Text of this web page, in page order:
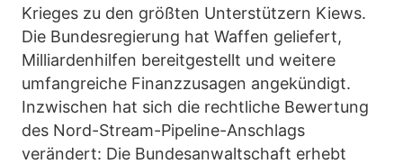
Krieges zu den größten Unterstützern Kiews.
Die Bundesregierung hat Waffen geliefert,
Milliardenhilfen bereitgestellt und weitere
umfangreiche Finanzzusagen angekündigt.
Inzwischen hat sich die rechtliche Bewertung
des Nord-Stream-Pipeline-Anschlags
verändert: Die Bundesanwaltschaft erhebt